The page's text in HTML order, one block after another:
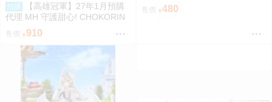
預購
【高雄冠軍】27年1月預購
代理 MH 守護甜心! CHOKORIN
迷你玩偶收藏集 第1彈 中盒6入
免訂金0813
售價 910
售價 480